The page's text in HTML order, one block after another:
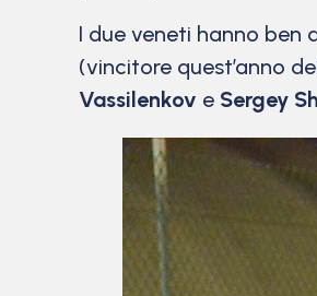
I due veneti hanno ben
(vincitore quest’anno
Vassilenkov e Sergey